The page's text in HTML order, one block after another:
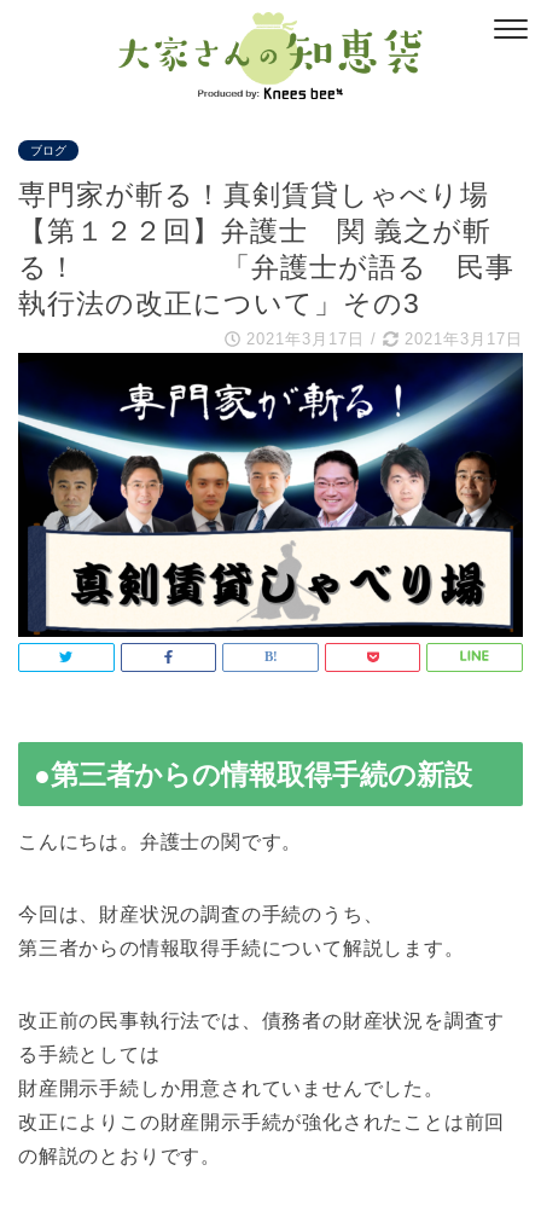
ブログ
専門家が斬る！真剣賃貸しゃべり場
【第１２２回】弁護士 関 義之が斬
る！ 「弁護士が語る 民事
執行法の改正について」その3
2021年3月17日 / 2021年3月17日
●第三者からの情報取得手続の新設
こんにちは。弁護士の関です。
今回は、財産状況の調査の手続のうち、
第三者からの情報取得手続について解説します。
改正前の民事執行法では、債務者の財産状況を調査す
る手続としては
財産開示手続しか用意されていませんでした。
改正によりこの財産開示手続が強化されたことは前回
の解説のとおりです。